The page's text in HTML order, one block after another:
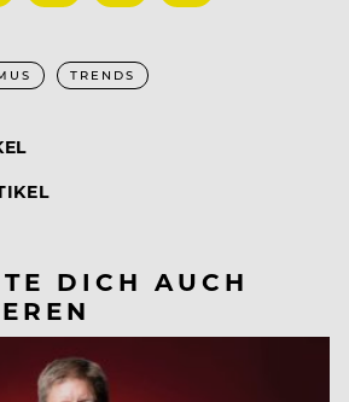
TRENDS
DICH AUCH